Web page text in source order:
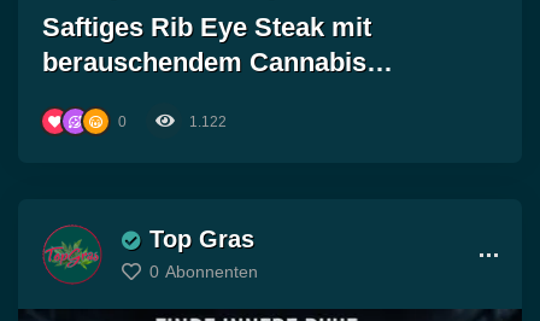
Saftiges Rib Eye Steak mit
berauschendem Cannabis
0 1.122
Top Gras
0 Abonnenten